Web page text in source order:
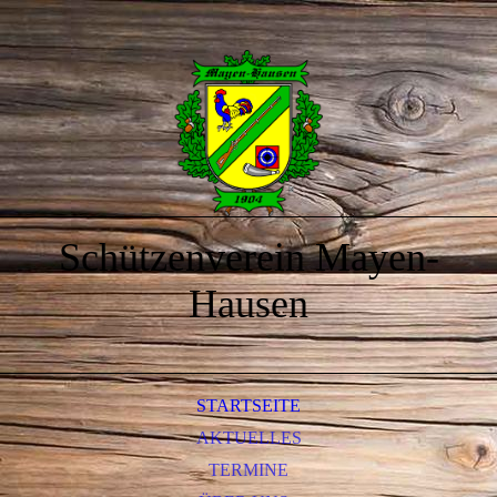
Schützenverein Mayen-
Hausen
STARTSEITE
AKTUELLES
TERMINE